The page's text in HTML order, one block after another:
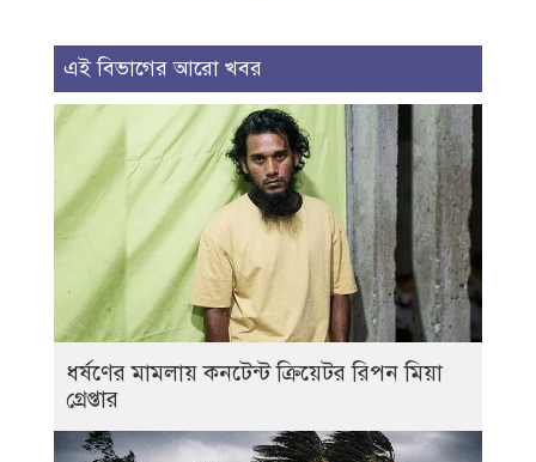
এই বিভাগের আরো খবর
ধর্ষণের মামলায় কনটেন্ট ক্রিয়েটর রিপন মিয়া
গ্রেপ্তার